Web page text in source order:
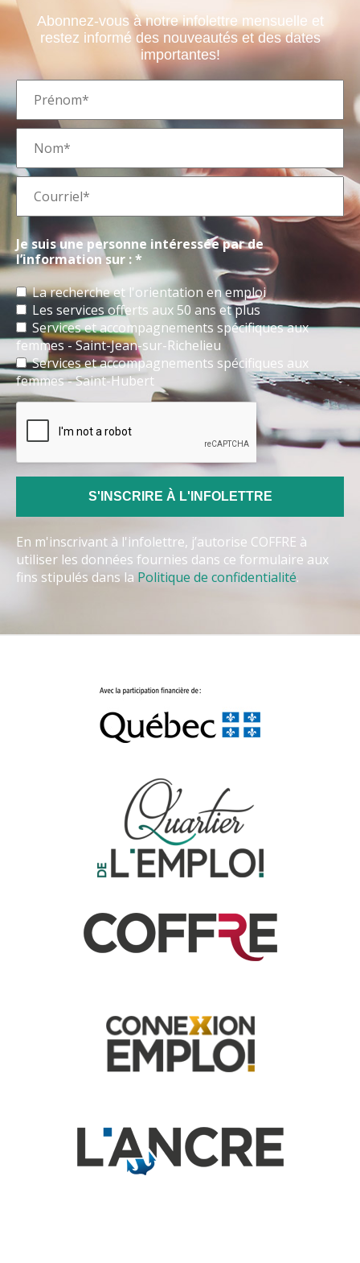
Abonnez-vous à notre infolettre mensuelle et
restez informé des nouveautés et des dates
importantes!
Je suis une personne intéressée par de
l’information sur : *
La recherche et l'orientation en emploi
Les services offerts aux 50 ans et plus
Services et accompagnements spécifiques aux
femmes - Saint-Jean-sur-Richelieu
Services et accompagnements spécifiques aux
femmes - Saint-Hubert
En m'inscrivant à l'infolettre, j’autorise COFFRE à
utiliser les données fournies dans ce formulaire aux
fins stipulés dans la Politique de confidentialité.